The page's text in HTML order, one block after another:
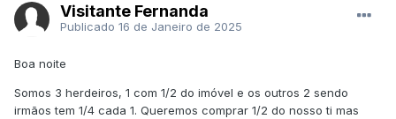
Visitante Fernanda
Publicado 16 de Janeiro de 2025
Boa noite
Somos 3 herdeiros, 1 com 1/2 do imóvel e os outros 2 sendo
irmãos tem 1/4 cada 1. Queremos comprar 1/2 do nosso ti mas